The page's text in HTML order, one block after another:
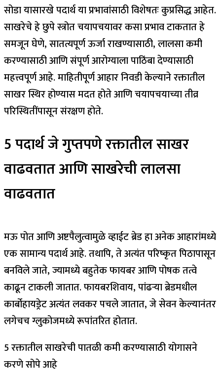
सोडा यासारखे पदार्थ या प्रभावांसाठी विशेषतः कुप्रसिद्ध आहेत.
साखरेचे हे छुपे स्त्रोत चयापचयावर कसा प्रभाव टाकतात हे
समजून घेणे, सातत्यपूर्ण ऊर्जा राखण्यासाठी, लालसा कमी
करण्यासाठी आणि संपूर्ण आरोग्याला पाठिंबा देण्यासाठी
महत्त्वपूर्ण आहे. माहितीपूर्ण आहार निवडी केल्याने रक्तातील
साखर स्थिर होण्यास मदत होते आणि चयापचयाच्या तीव्र
परिस्थितींपासून संरक्षण होते.
5 पदार्थ जे गुप्तपणे रक्तातील साखर
वाढवतात आणि साखरेची लालसा
वाढवतात
मऊ पोत आणि अष्टपैलुत्वामुळे व्हाईट ब्रेड हा अनेक आहारांमध्ये
एक सामान्य पदार्थ आहे.तथापि, ते अत्यंत परिष्कृत पिठापासून
बनविले जाते, ज्यामध्ये बहुतेक फायबर आणि पोषक तत्वे
काढून टाकली जातात. फायबरशिवाय, पांढऱ्या ब्रेडमधील
कार्बोहायड्रेट अत्यंत लवकर पचले जातात, जे सेवन केल्यानंतर
लगेचच ग्लुकोजमध्ये रूपांतरित होतात.
5 रक्तातील साखरेची पातळी कमी करण्यासाठी योगासने
करणे सोपे आहे